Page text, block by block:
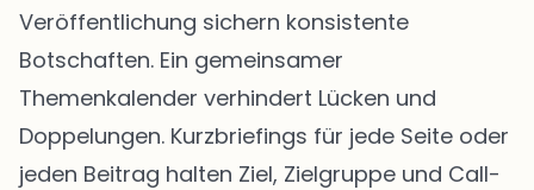
Veröffentlichung sichern konsistente
Botschaften. Ein gemeinsamer
Themenkalender verhindert Lücken und
Doppelungen. Kurzbriefings für jede Seite oder
jeden Beitrag halten Ziel, Zielgruppe und Call-